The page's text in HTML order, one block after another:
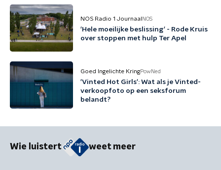
NOS Radio 1 Journaal NOS
'Hele moeilijke beslissing' - Rode Kruis
over stoppen met hulp Ter Apel
Goed Ingelichte KringPowNed
'Vinted Hot Girls': Wat als je Vinted-
verkoopfoto op een seksforum
belandt?
Wie luistert weet meer